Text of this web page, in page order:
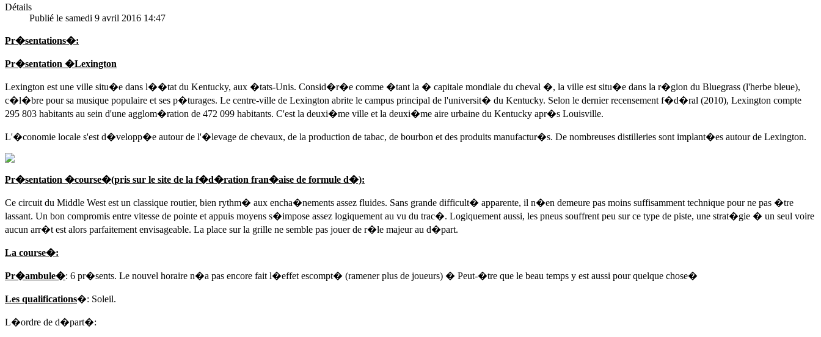
Détails
Publié le samedi 9 avril 2016 14:47
Pr�sentations�:
Pr�sentation �Lexington
Lexington est une ville situ�e dans l��tat du Kentucky, aux �tats-Unis. Consid�r�e comme �tant la � capitale mondiale du cheval �, la ville est situ�e dans la r�gion du Bluegrass (l'herbe bleue),
c�l�bre pour sa musique populaire et ses p�turages. Le centre-ville de Lexington abrite le campus principal de l'universit� du Kentucky. Selon le dernier recensement f�d�ral (2010), Lexington compte
295 803 habitants au sein d'une agglom�ration de 472 099 habitants. C'est la deuxi�me ville et la deuxi�me aire urbaine du Kentucky apr�s Louisville.
L'�conomie locale s'est d�velopp�e autour de l'�levage de chevaux, de la production de tabac, de bourbon et des produits manufactur�s. De nombreuses distilleries sont implant�es autour de Lexington.
Pr�sentation �course�(pris sur le site de la f�d�ration fran�aise de formule d�):
Ce circuit du Middle West est un classique routier, bien rythm� aux encha�nements assez fluides. Sans grande difficult� apparente, il n�en demeure pas moins suffisamment technique pour ne pas �tre
lassant. Un bon compromis entre vitesse de pointe et appuis moyens s�impose assez logiquement au vu du trac�. Logiquement aussi, les pneus souffrent peu sur ce type de piste, une strat�gie � un seul voire
aucun arr�t est alors parfaitement envisageable. La place sur la grille ne semble pas jouer de r�le majeur au d�part.
La course�:
Pr�ambule�: 6 pr�sents. Le nouvel horaire n�a pas encore fait l�effet escompt� (ramener plus de joueurs) � Peut-�tre que le beau temps y est aussi pour quelque chose�
Les qualifications�: Soleil.
L�ordre de d�part�: